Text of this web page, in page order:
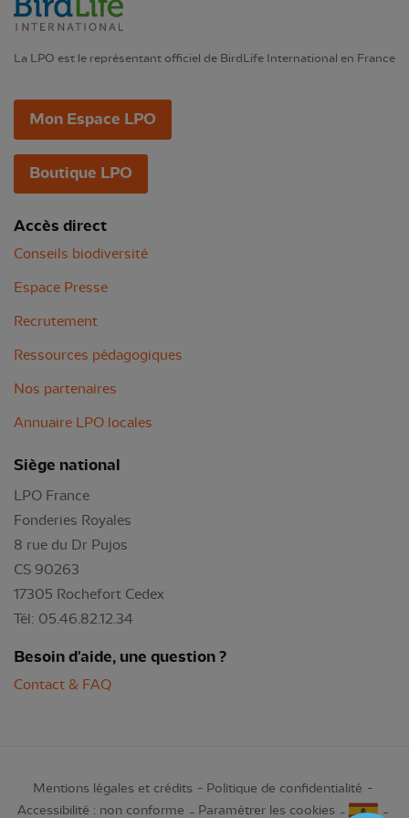
La LPO est le représentant officiel de BirdLife International en France
Mon Espace LPO
Boutique LPO
Accès direct
Conseils biodiversité
Espace Presse
Recrutement
Ressources pédagogiques
Nos partenaires
Annuaire LPO locales
Siège national
LPO France
Fonderies Royales
8 rue du Dr Pujos
CS 90263
17305 Rochefort Cedex
Tél: 05.46.82.12.34
Besoin d'aide, une question ?
Contact & FAQ
Mentions légales et crédits
Politique de confidentialité
Accessibilité : non conforme
Paramétrer les cookies